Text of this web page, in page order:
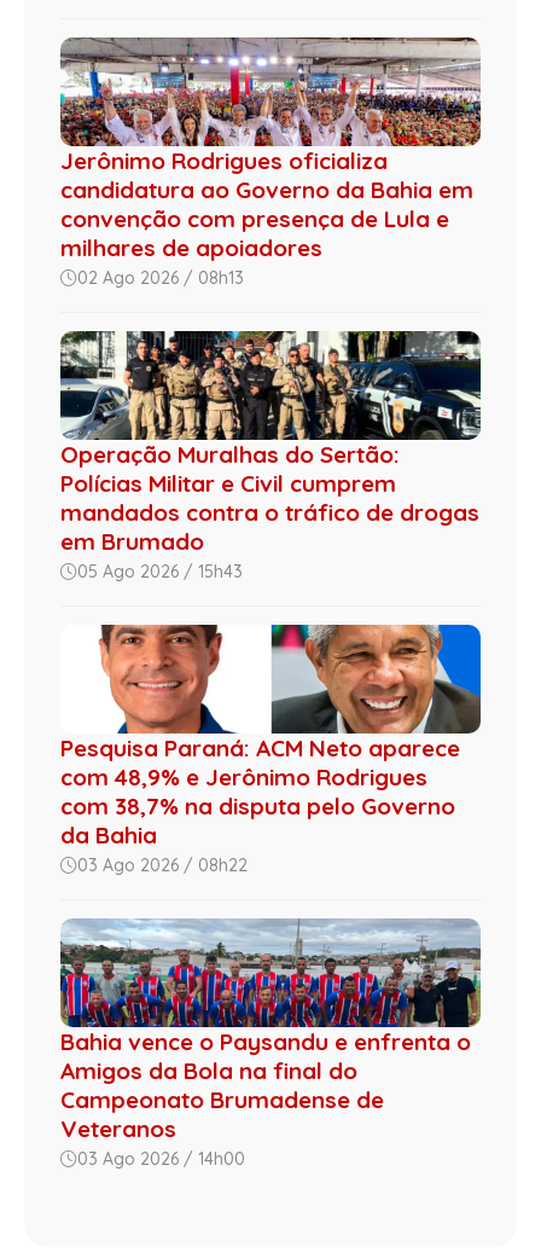
Jerônimo Rodrigues oficializa
candidatura ao Governo da Bahia em
convenção com presença de Lula e
milhares de apoiadores
02 Ago 2026 / 08h13
Operação Muralhas do Sertão:
Polícias Militar e Civil cumprem
mandados contra o tráfico de drogas
em Brumado
05 Ago 2026 / 15h43
Pesquisa Paraná: ACM Neto aparece
com 48,9% e Jerônimo Rodrigues
com 38,7% na disputa pelo Governo
da Bahia
03 Ago 2026 / 08h22
Bahia vence o Paysandu e enfrenta o
Amigos da Bola na final do
Campeonato Brumadense de
Veteranos
03 Ago 2026 / 14h00